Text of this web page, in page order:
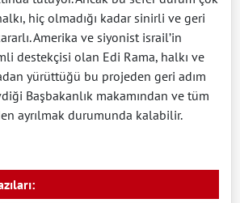
hiç olmadığı kadar sinirli ve geri
Amerika ve siyonist israil’in
destekçisi olan Edi Rama, halkı ve
yürüttüğü bu projeden geri adım
Başbakanlık makamından ve tüm
ayrılmak durumunda kalabilir.